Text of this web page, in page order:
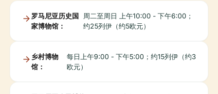
罗马尼亚历史国
家博物馆：
周二至周日 上午10:00 - 下午6:00；
约25列伊（约5欧元）
乡村博物
馆：
每日上午9:00 - 下午5:00；约15列伊（约3
欧元）